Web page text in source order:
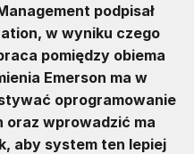
podpisał
w wyniku czego
pomiędzy obiema
Emerson ma w
oprogramowanie
oraz wprowadzić ma
aby system ten lepiej